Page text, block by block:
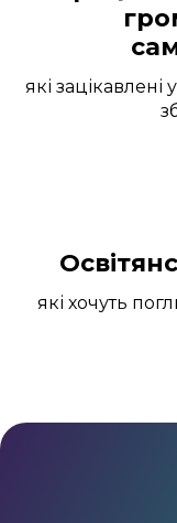
які
які хочуть